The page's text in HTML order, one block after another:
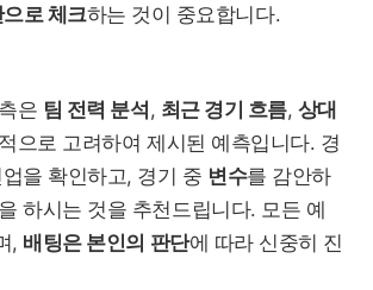
로 체크하는 것이 중요합니다.
은 팀 전력 분석 , 최근 경기 흐름, 상대
으로 고려하여 제시된 예측입니다. 경
을 확인하고, 경기 중 변수를 감안하
하시는 것을 추천드립니다. 모든 예
, 배팅은 본인의 판단에 따라 신중히 진